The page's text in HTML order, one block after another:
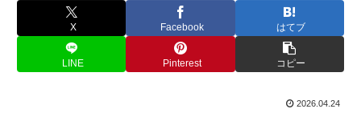
X Facebook はてブ
LINE Pinterest コピー
2026.04.24